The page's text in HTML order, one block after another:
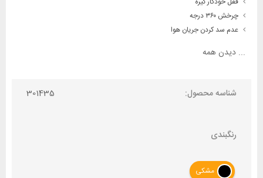
چرخش ۳۶۰ درجه
عدم سد کردن جریان هوا
... دیدن همه
شناسه محصول: 301435
رنگبندی
مشکی